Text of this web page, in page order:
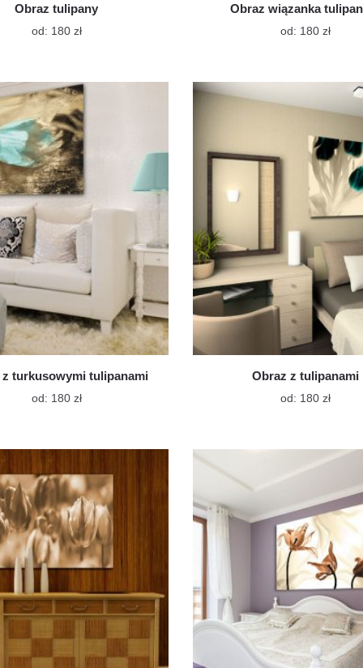
Obraz tulipany
od: 180 złTen
wiele
wariantów.
Opcje
można
wybrać
na
stronie
produktu
Obraz wiązanka
od: 180 złTen
wiele
Opcje
można
na
z turkusowymi tulipanami
od: 180 złTen
wiele
Opcje
można
wybrać
na
stronie
Obraz z tulipanami
od: 180 złTen
wiele
wybrać
na